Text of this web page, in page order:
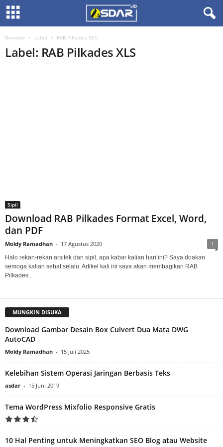
Beranda Label RAB Pilkades XLS
Label: RAB Pilkades XLS
Sipil
Download RAB Pilkades Format Excel, Word,
dan PDF
Moldy Ramadhan - 17 Agustus 2020 1
Halo rekan-rekan arsitek dan sipil, apa kabar kalian hari ini? Saya doakan
semoga kalian sehat selalu. Artikel kali ini saya akan membagikan RAB
Pilkades...
MUNGKIN DISUKA
Download Gambar Desain Box Culvert Dua Mata DWG
AutoCAD
Moldy Ramadhan - 15 Juli 2025
Kelebihan Sistem Operasi Jaringan Berbasis Teks
asdar - 15 Juni 2019
Tema WordPress Mixfolio Responsive Gratis
10 Hal Penting untuk Meningkatkan SEO Blog atau Website